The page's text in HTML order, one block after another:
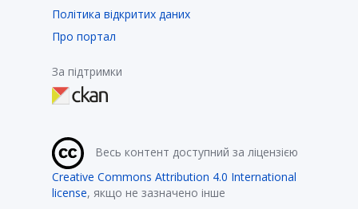
Політика відкритих даних
Про портал
За підтримки
Весь контент доступний за ліцензією
Creative Commons Attribution 4.0 International
license, якщо не зазначено інше